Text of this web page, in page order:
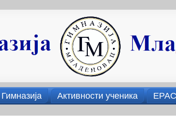
Гимназија Активности ученика